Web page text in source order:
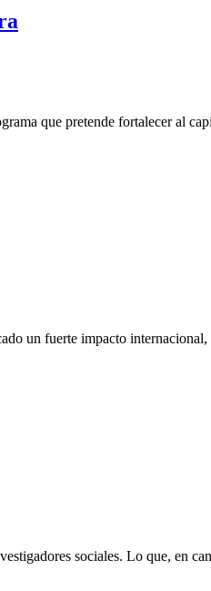
que pretende fortalecer al
un fuerte impacto
sociales. Lo que, en